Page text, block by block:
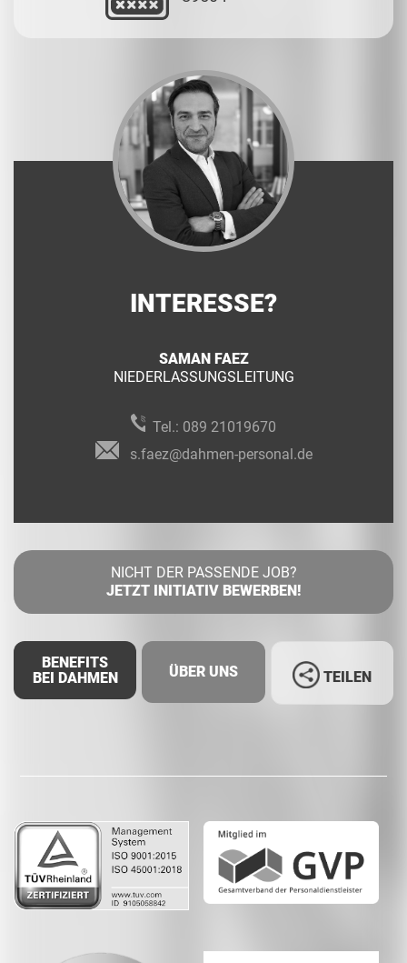
INTERESSE?
SAMAN FAEZ
NIEDERLASSUNGSLEITUNG
Tel.: 089 21019670
s.faez@dahmen-personal.de
NICHT DER PASSENDE JOB?
JETZT INITIATIV BEWERBEN!
BENEFITS
BEI DAHMEN
ÜBER UNS
Whatsapp
TEILEN